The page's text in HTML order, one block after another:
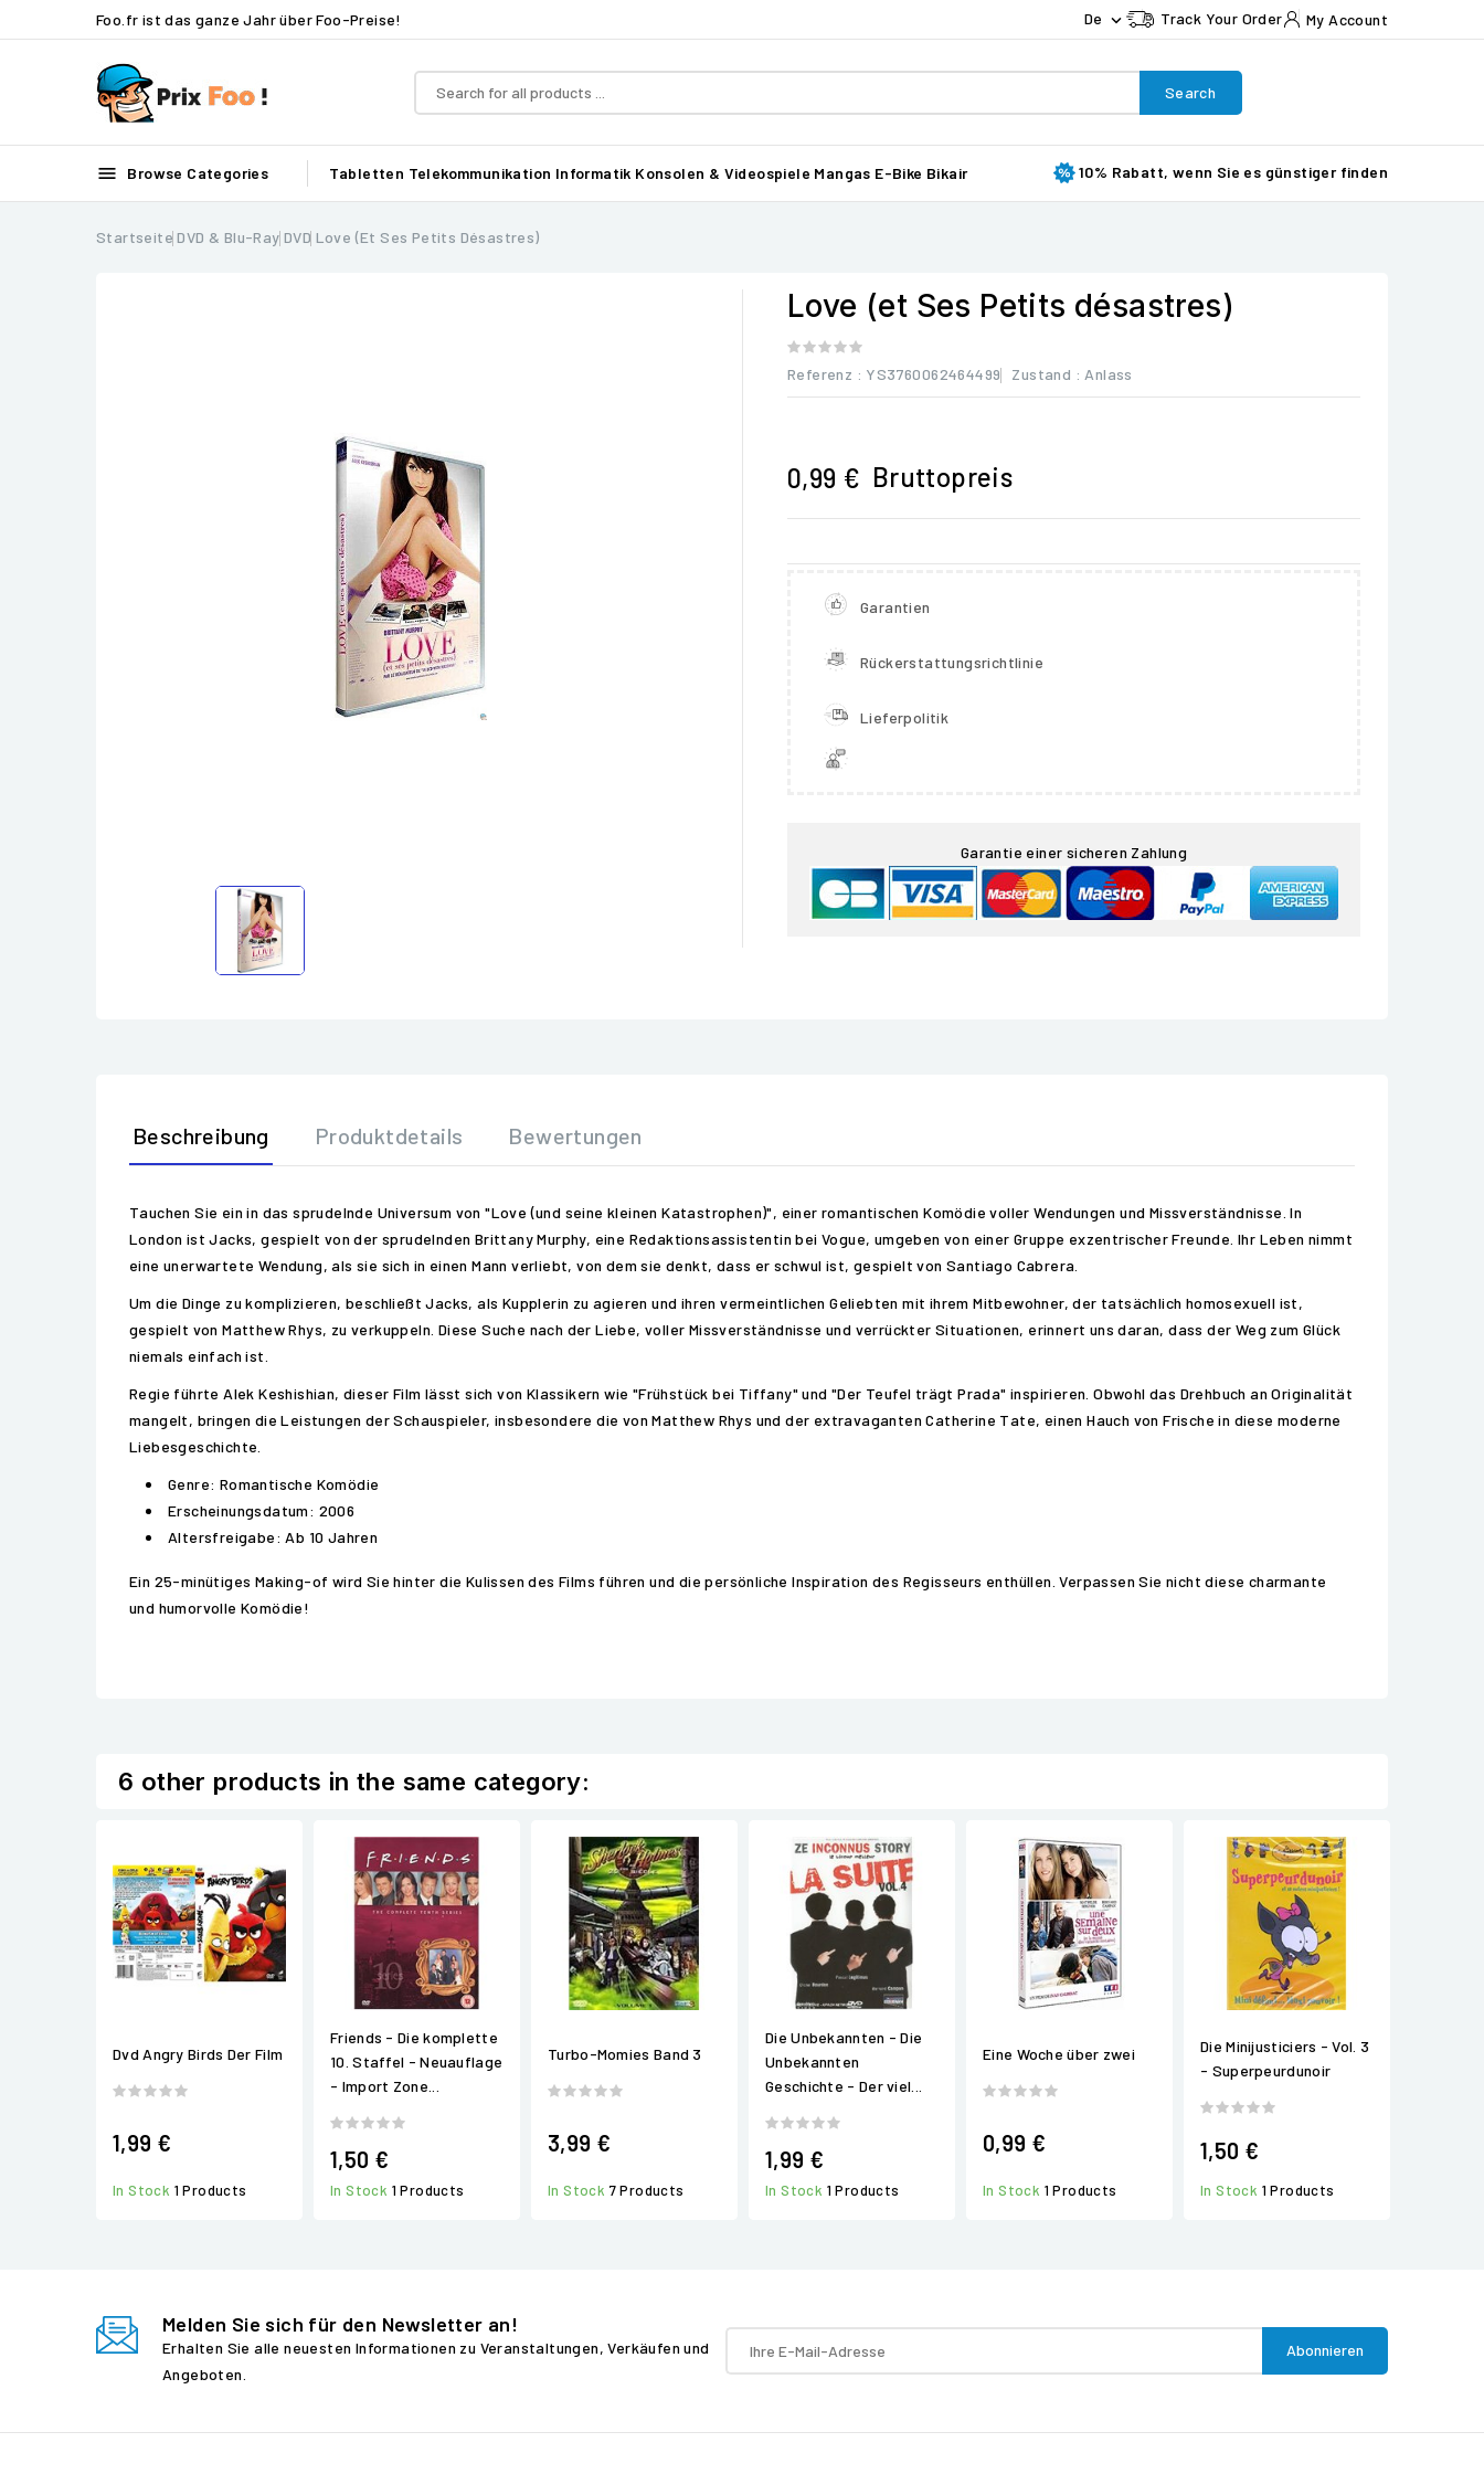
Foo.fr ist das ganze Jahr über Foo-Preise! De  Track Your Order My Account
Search
 Browse Categories Tabletten Telekommunikation Informatik Konsolen & Videospiele Mangas E-Bike Bikair 10% Rabatt, wenn Sie es günstiger finden
Startseite DVD & Blu-Ray DVD Love (et Ses Petits Désastres)
Love (et Ses Petits désastres)
Referenz : YS3760062464499 Zustand : Anlass
0,99 € Bruttopreis
Garantien
Rückerstattungsrichtlinie
Lieferpolitik
Garantie einer sicheren Zahlung
Beschreibung Produktdetails Bewertungen
Tauchen Sie ein in das sprudelnde Universum von "Love (und seine kleinen Katastrophen)", einer romantischen Komödie voller Wendungen und Missverständnisse. In
London ist Jacks, gespielt von der sprudelnden Brittany Murphy, eine Redaktionsassistentin bei Vogue, umgeben von einer Gruppe exzentrischer Freunde. Ihr Leben nimmt
eine unerwartete Wendung, als sie sich in einen Mann verliebt, von dem sie denkt, dass er schwul ist, gespielt von Santiago Cabrera.
Um die Dinge zu komplizieren, beschließt Jacks, als Kupplerin zu agieren und ihren vermeintlichen Geliebten mit ihrem Mitbewohner, der tatsächlich homosexuell ist,
gespielt von Matthew Rhys, zu verkuppeln. Diese Suche nach der Liebe, voller Missverständnisse und verrückter Situationen, erinnert uns daran, dass der Weg zum Glück
niemals einfach ist.
Regie führte Alek Keshishian, dieser Film lässt sich von Klassikern wie "Frühstück bei Tiffany" und "Der Teufel trägt Prada" inspirieren. Obwohl das Drehbuch an Originalität
mangelt, bringen die Leistungen der Schauspieler, insbesondere die von Matthew Rhys und der extravaganten Catherine Tate, einen Hauch von Frische in diese moderne
Liebesgeschichte.
Genre: Romantische Komödie
Erscheinungsdatum: 2006
Altersfreigabe: Ab 10 Jahren
Ein 25-minütiges Making-of wird Sie hinter die Kulissen des Films führen und die persönliche Inspiration des Regisseurs enthüllen. Verpassen Sie nicht diese charmante
und humorvolle Komödie!
6 other products in the same category:
Dvd Angry Birds Der Film
1,99 €
In Stock 1 Products
Friends - Die komplette
10. Staffel - Neuauflage
- Import Zone...
1,50 €
In Stock 1 Products
Turbo-Momies Band 3
3,99 €
In Stock 7 Products
Die Unbekannten - Die
Unbekannten
Geschichte - Der viel...
1,99 €
In Stock 1 Products
Eine Woche über zwei
0,99 €
In Stock 1 Products
Die Minijusticiers - Vol. 3
- Superpeurdunoir
1,50 €
In Stock 1 Products
Melden Sie sich für den Newsletter an!
Erhalten Sie alle neuesten Informationen zu Veranstaltungen, Verkäufen und
Angeboten.